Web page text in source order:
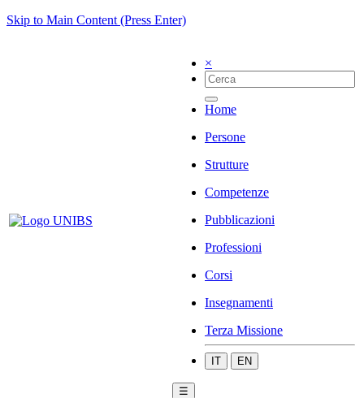
Skip to Main Content (Press Enter)
×
Home
Persone
Strutture
Competenze
Pubblicazioni
Professioni
Corsi
Insegnamenti
Terza Missione
IT EN
☰